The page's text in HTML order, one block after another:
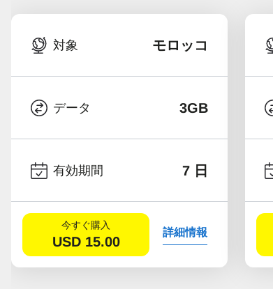
対象 モロッコ
データ 3GB
有効期間 7 日
今すぐ購入
USD 15.00
詳細情報